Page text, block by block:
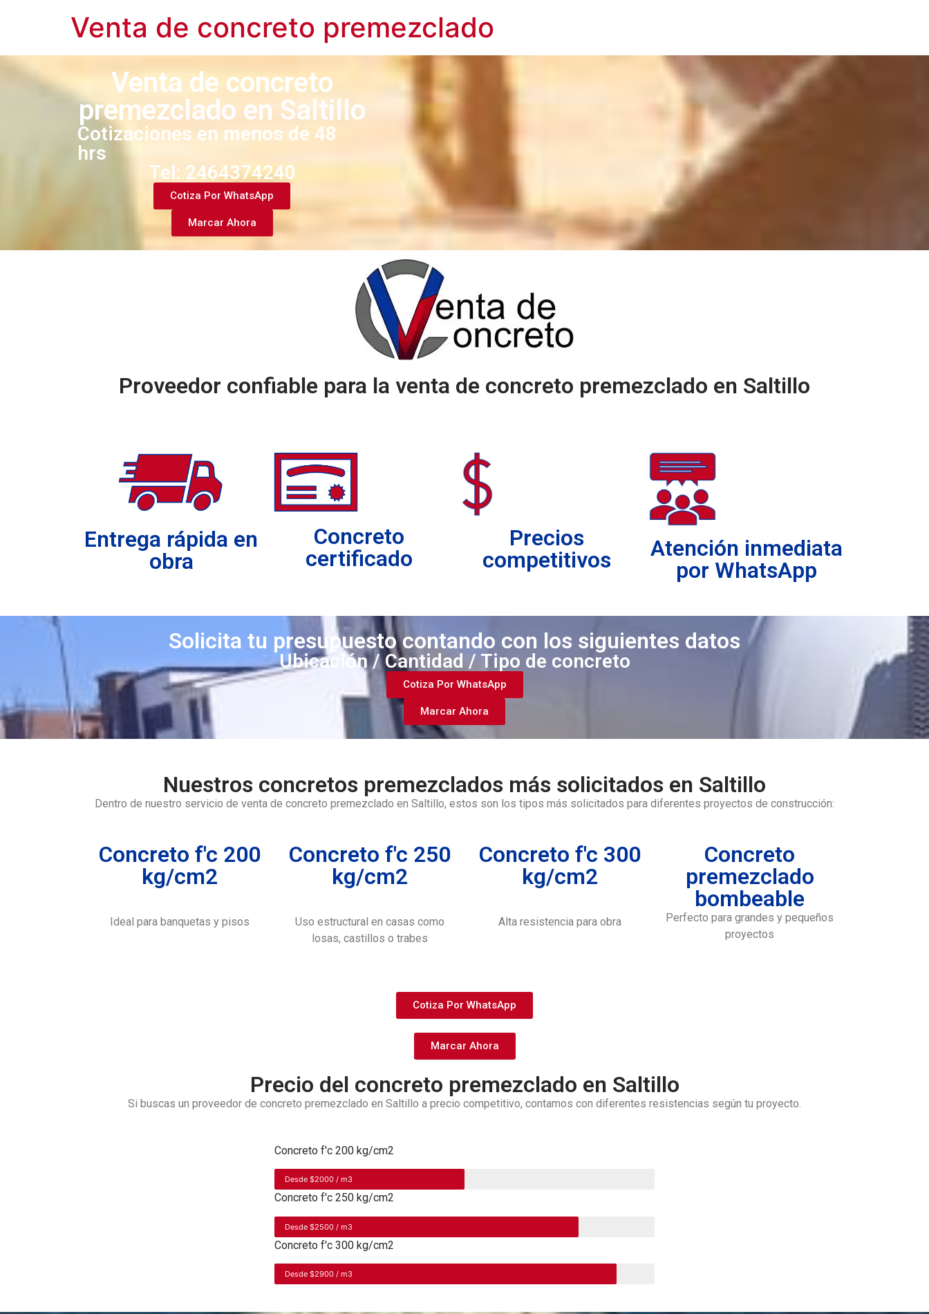
Venta de concreto premezclado
Venta de concreto
premezclado en Saltillo
Cotizaciones en menos de 48
hrs
Tel: 2464374240​
Cotiza Por WhatsApp
Marcar Ahora
Proveedor confiable para la venta de concreto premezclado en Saltillo
Entrega rápida en
obra
Concreto
certificado
Precios
competitivos
Atención inmediata
por WhatsApp
Solicita tu presupuesto contando con los siguientes datos
Ubicación / Cantidad / Tipo de concreto
Cotiza Por WhatsApp
Marcar Ahora
Nuestros concretos premezclados más solicitados en Saltillo
Dentro de nuestro servicio de venta de concreto premezclado en Saltillo, estos son los tipos más solicitados para diferentes proyectos de construcción:
Concreto f'c 200
kg/cm2
Ideal para banquetas y pisos
Concreto f'c 250
kg/cm2
Uso estructural en casas como
losas, castillos o trabes
Concreto f'c 300
kg/cm2
Alta resistencia para obra
Concreto
premezclado
bombeable
Perfecto para grandes y pequeños
proyectos
Cotiza Por WhatsApp
Marcar Ahora
Precio del concreto premezclado en Saltillo
Si buscas un proveedor de concreto premezclado en Saltillo a precio competitivo, contamos con diferentes resistencias según tu proyecto.
Concreto f'c 200 kg/cm2
Desde $2000 / m3
Concreto f'c 250 kg/cm2
Desde $2500 / m3
Concreto f'c 300 kg/cm2
Desde $2900 / m3